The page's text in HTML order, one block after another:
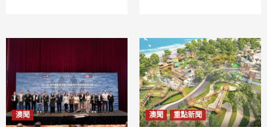
澳聞 澳聞 重點新聞